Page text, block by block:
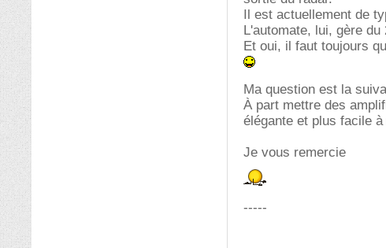
Il est actuellement de
L'automate, lui, gère du
Et oui, il faut toujours
Ma question est la
À part mettre des
élégante et plus facile
Je vous remercie
-----